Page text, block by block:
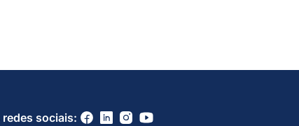
redes sociais: